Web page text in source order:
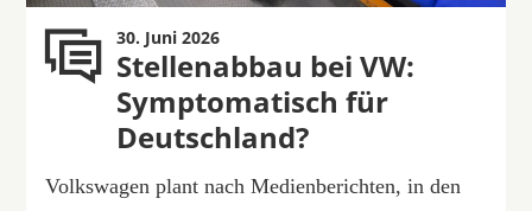
30. Juni 2026
Stellenabbau bei VW:
Symptomatisch für
Deutschland?
Volkswagen plant nach Medienberichten, in den